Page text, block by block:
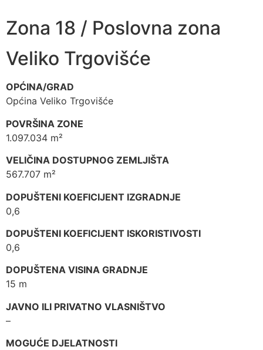
Zona 18 / Poslovna zona
Veliko Trgovišće
OPĆINA/GRAD
Općina Veliko Trgovišće
POVRŠINA ZONE
1.097.034 m²
VELIČINA DOSTUPNOG ZEMLJIŠTA
567.707 m²
DOPUŠTENI KOEFICIJENT IZGRADNJE
0,6
DOPUŠTENI KOEFICIJENT ISKORISTIVOSTI
0,6
DOPUŠTENA VISINA GRADNJE
15 m
JAVNO ILI PRIVATNO VLASNIŠTVO
–
MOGUĆE DJELATNOSTI